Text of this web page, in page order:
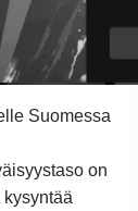
Suomessa
on